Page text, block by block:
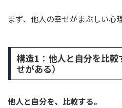
まず、他人の幸せがまぶしい心
構造1：他人と自分を比
せがある）
他人と自分を、比較する。